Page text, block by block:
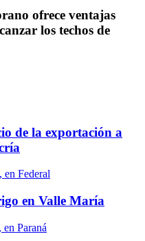
ofrece ventajas
los techos de
de la exportación a
en Federal
en Valle María
en Paraná